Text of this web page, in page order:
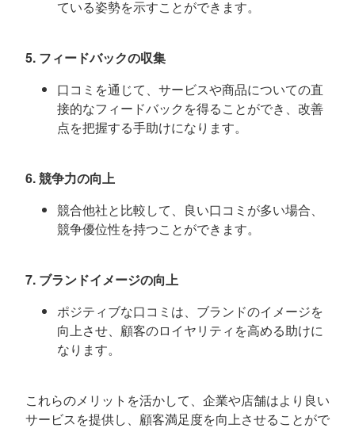
ている姿勢を示すことができます。
5. フィードバックの収集
口コミを通じて、サービスや商品についての直
接的なフィードバックを得ることができ、改善
点を把握する手助けになります。
6. 競争力の向上
競合他社と比較して、良い口コミが多い場合、
競争優位性を持つことができます。
7. ブランドイメージの向上
ポジティブな口コミは、ブランドのイメージを
向上させ、顧客のロイヤリティを高める助けに
なります。
これらのメリットを活かして、企業や店舗はより良い
サービスを提供し、顧客満足度を向上させることがで